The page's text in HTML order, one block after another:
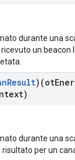
durante una
un beacon
Result)(ot
durante una
risultato per un